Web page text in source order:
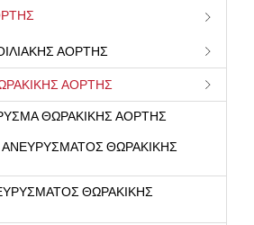
ΑΟΡΤΉΣ
ΑΟΡΤΉΣ
ΘΩΡΑΚΙΚΉΣ ΑΟΡΤΉΣ
ΘΩΡΑΚΙΚΉΣ
ΘΩΡΑΚΙΚΉΣ